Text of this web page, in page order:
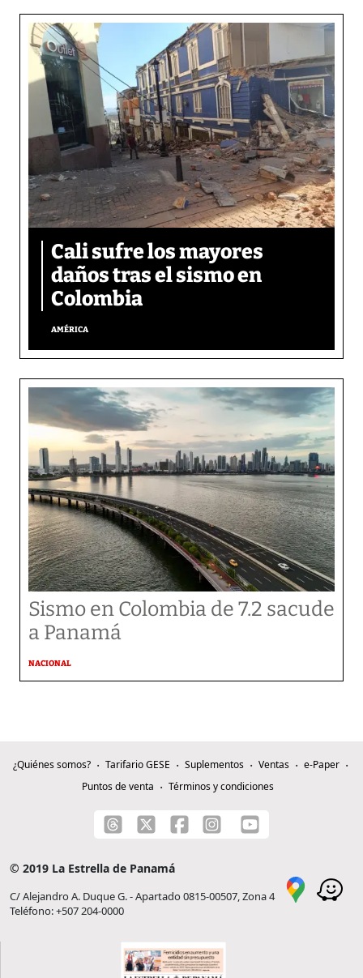
Cali sufre los mayores
daños tras el sismo en
Colombia
AMÉRICA
Sismo en Colombia de 7.2 sacude
a Panamá
NACIONAL
¿Quiénes somos? Tarifario GESE Suplementos Ventas
e-Paper
Puntos de venta
Términos y condiciones
© 2019 La Estrella de Panamá
C/ Alejandro A. Duque G. - Apartado 0815-00507, Zona 4
Teléfono: +507 204-0000